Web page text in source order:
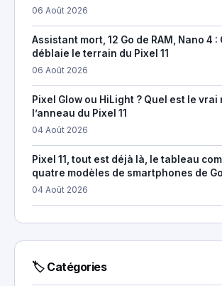
06 Août 2026
Assistant mort, 12 Go de RAM, Nano 4 :
déblaie le terrain du Pixel 11
06 Août 2026
Pixel Glow ou HiLight ? Quel est le vrai
l’anneau du Pixel 11
04 Août 2026
Pixel 11, tout est déjà là, le tableau
quatre modèles de smartphones de
04 Août 2026
🏷 Catégories